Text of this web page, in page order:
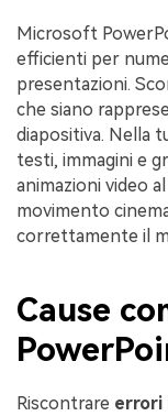
Microsoft
efficienti per
presentazioni.
che siano
diapositiva. Nella
testi, immagini e
animazioni video
movimento
correttamente il
Cause
Riscontrare errori